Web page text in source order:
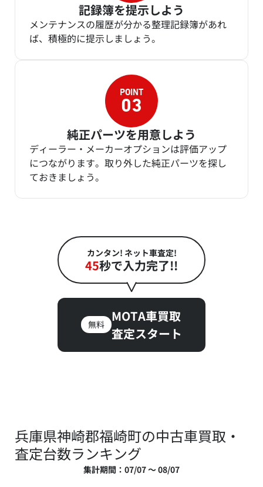
記録簿を提示しよう
メンテナンスの履歴が分かる整理記録簿があれ
ば、積極的に提示しましょう。
純正パーツを用意しよう
ディーラー・メーカーオプションは評価アップ
につながります。取り外した純正パーツを探し
ておきましょう。
カンタン! ネット車査定!
45秒で入力完了!!
無料
MOTA車買取
査定スタート
兵庫県神崎郡福崎町の中古車買取・
査定台数ランキング
集計期間：07/07 ～ 08/07